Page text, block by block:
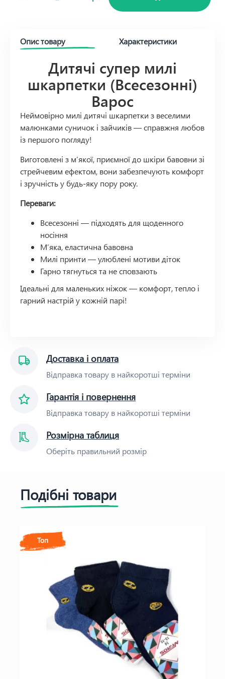
Доставка і оплата
Відправка товару в найкоротші терміни
Гарантія і повернення
Відправка товару в найкоротші терміни
Розмірна таблиця
Оберіть правильний розмір
Опис товару Характеристики
Дитячі супер милі
шкарпетки (Всесезонні)
Варос
Неймовірно милі дитячі шкарпетки з веселими
малюнками суничок і зайчиків — справжня любов
із першого погляду!
Виготовлені з м’якої, приємної до шкіри бавовни зі
стрейчевим ефектом, вони забезпечують комфорт
і зручність у будь-яку пору року.
Переваги:
Всесезонні — підходять для щоденного
носіння
М’яка, еластична бавовна
Милі принти — улюблені мотиви діток
Гарно тягнуться та не сповзають
Ідеальні для маленьких ніжок — комфорт, тепло і
гарний настрій у кожній парі!
Подібні товари
Топ